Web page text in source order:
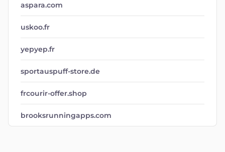
aspara.com
uskoo.fr
yepyep.fr
sportauspuff-store.de
frcourir-offer.shop
brooksrunningapps.com